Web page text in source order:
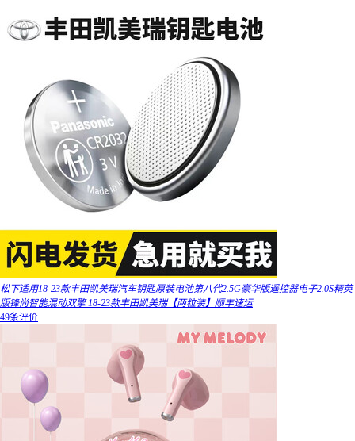
松下适用18-23款丰田凯美瑞汽车钥匙原装电池第八代2.5G豪华版遥控器电子2.0S精英
版锋尚智能混动双擎 18-23款丰田凯美瑞【两粒装】顺丰速运
49条评价